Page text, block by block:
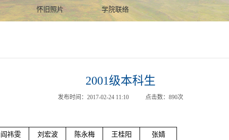
怀旧照片 学院联络
2001级本科生
发布时间： 2017-02-24 11:10 点击数： 890次
阎祎雯 刘宏波 陈永梅 王桂阳
张婧